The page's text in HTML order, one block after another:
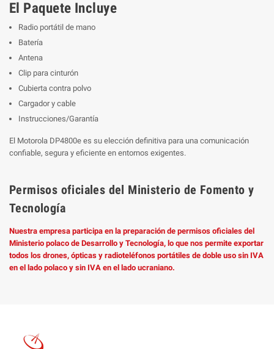
El Paquete Incluye
Radio portátil de mano
Batería
Antena
Clip para cinturón
Cubierta contra polvo
Cargador y cable
Instrucciones/Garantía
El Motorola DP4800e es su elección definitiva para una comunicación
confiable, segura y eficiente en entornos exigentes.
Permisos oficiales del Ministerio de Fomento y
Tecnología
Nuestra empresa participa en la preparación de permisos oficiales del
Ministerio polaco de Desarrollo y Tecnología, lo que nos permite exportar
todos los drones, ópticas y radioteléfonos portátiles de doble uso sin IVA
en el lado polaco y sin IVA en el lado ucraniano.